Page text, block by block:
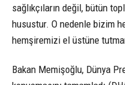
sağlıkçıların değil, bütün
husustur. O nedenle bizim
hemşiremizi el üstüne
Bakan Memişoğlu, Dünya